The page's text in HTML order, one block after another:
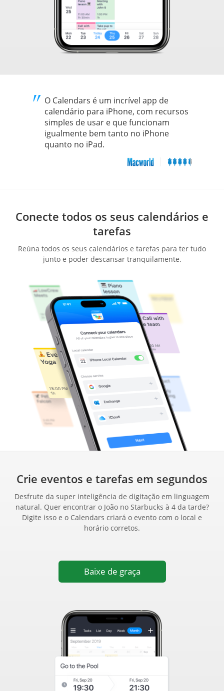
O Calendars é um incrível app de
calendário para iPhone, com recursos
simples de usar e que funcionam
igualmente bem tanto no iPhone
quanto no iPad.
Conecte todos os seus calendários e
tarefas
Reúna todos os seus calendários e tarefas para ter tudo
junto e poder descansar tranquilamente.
Crie eventos e tarefas em segundos
Desfrute da super inteligência de digitação em linguagem
natural. Quer encontrar o João no Starbucks à 4 da tarde?
Digite isso e o Calendars criará o evento com o local e
horário corretos.
Baixe de graça